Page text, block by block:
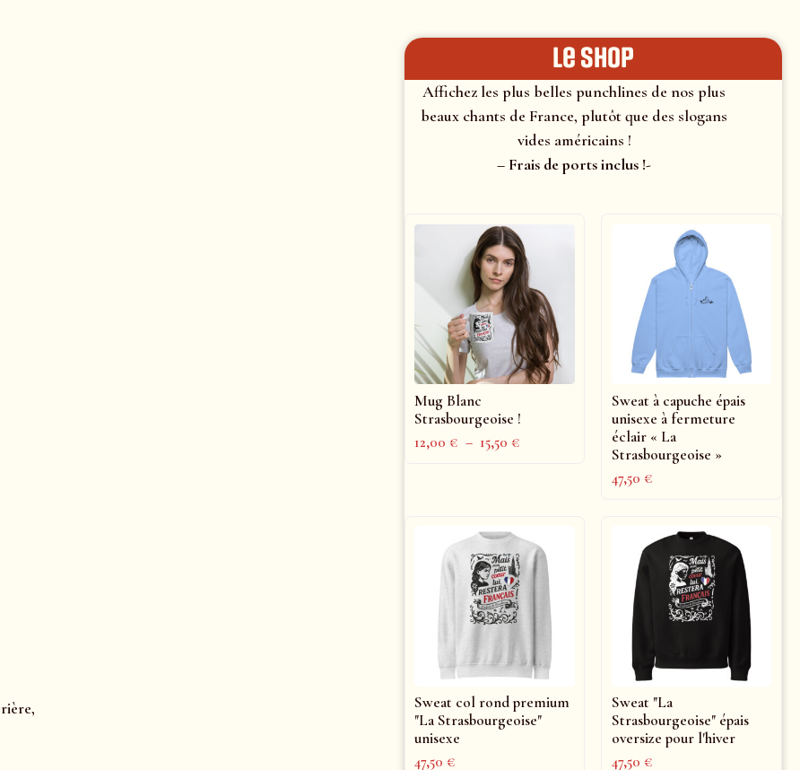
le shop
Affichez les plus belles punchlines de nos plus
beaux chants de France, plutôt que des slogans
vides américains !
– Frais de ports inclus !-
Mug Blanc
Strasbourgeoise !
12,00€ – 15,50€
Sweat à capuche épais
unisexe à fermeture
éclair « La
Strasbourgeoise »
47,50€
Sweat col rond premium
"La Strasbourgeoise"
unisexe
47,50€
Sweat "La
Strasbourgeoise" épais
oversize pour l'hiver
47,50€